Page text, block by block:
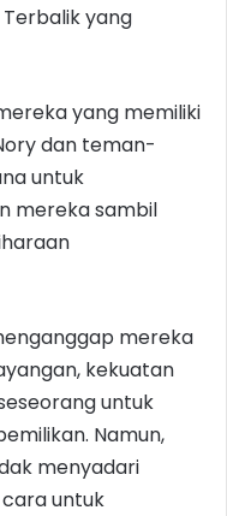
yang
yang memiliki
dan teman-
untuk
mereka sambil
mereka
kekuatan
untuk
Namun,
menyadari
untuk